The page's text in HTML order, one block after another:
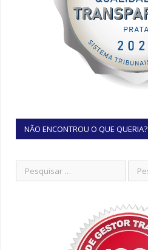
NÃO ENCONTROU O QUE QUERIA?